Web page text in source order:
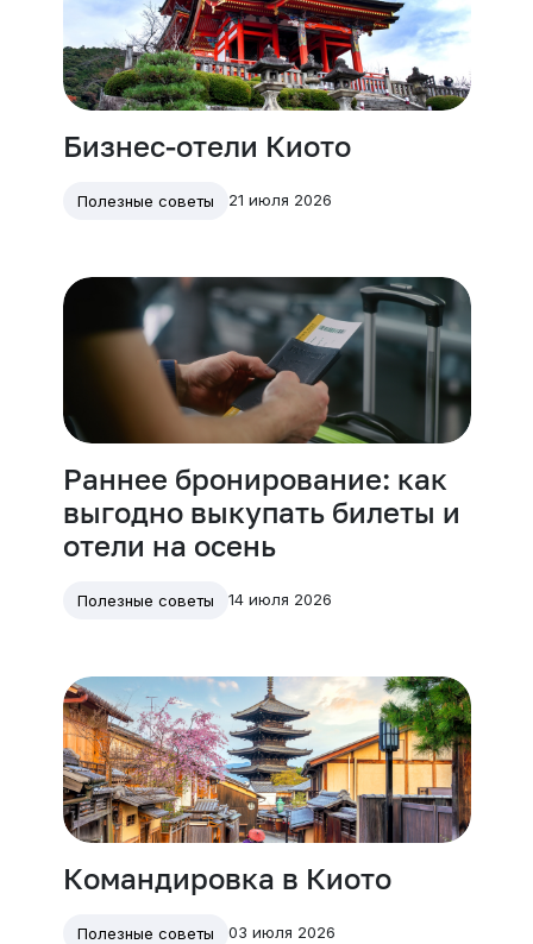
Бизнес-отели Киото
Полезные советы 21 июля 2026
Раннее бронирование: как
выгодно выкупать билеты и
отели на осень
Полезные советы 14 июля 2026
Командировка в Киото
Полезные советы 03 июля 2026